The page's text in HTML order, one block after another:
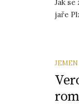
Jak
jaře
JEMEN